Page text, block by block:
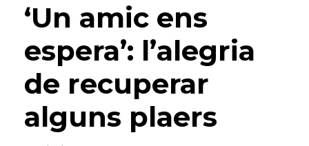
‘Un amic ens
espera’: l’alegria
de recuperar
alguns plaers